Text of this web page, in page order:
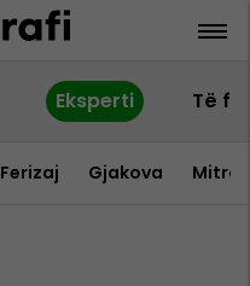
Eksperti Të
Ferizaj Gjakova